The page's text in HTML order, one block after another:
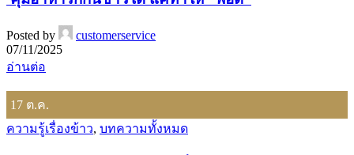
Posted by
customerservice
07/11/2025
อ่านต่อ
17 ต.ค.
ความรู้เรื่องข้าว, บทความทั้งหมด